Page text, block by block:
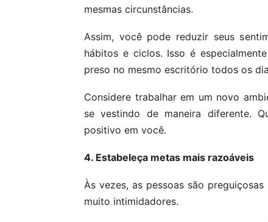
mesmas circunstâncias.
Assim, você pode reduzir seus
hábitos e ciclos. Isso é
preso no mesmo escritório todos os
Considere trabalhar em um novo
se vestindo de maneira diferente.
positivo em você.
4. Estabeleça metas mais razoáveis
Às vezes, as pessoas são
muito intimidadores.